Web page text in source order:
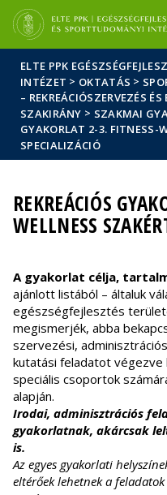
ELTE PPK
INTÉZET > OKTATÁS >
– REKREÁCIÓSZERVEZÉS
SZAKIRÁNY > SZAKMAI
GYAKORLAT 2-3. FITNESS-
SPECIALIZÁCIÓ
REKREÁCIÓS
WELLNESS
A gyakorlat célja,
ajánlott listából – általuk
egészségfejlesztés
megismerjék, abba
szervezési,
kutatási feladatot végezve
speciális csoportok
alapján.
Irodai, adminisztrációs
gyakorlatnak, akárcsak
is.
Az egyes gyakorlati
eltérőek lehetnek a